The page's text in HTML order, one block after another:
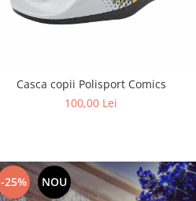
Casca copii Polisport Comics
100,00 Lei
-25% NOU